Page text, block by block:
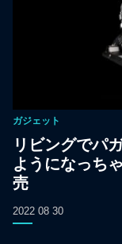
ガジェット
リビングでパ
ようになっち
売
2022 08 30